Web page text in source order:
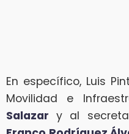
En específico, Luis
Movilidad e
Salazar y al